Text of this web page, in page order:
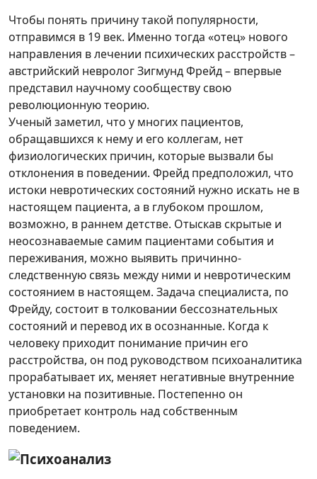
Чтобы понять причину такой популярности,
отправимся в 19 век. Именно тогда «отец» нового
направления в лечении психических расстройств –
австрийский невролог Зигмунд Фрейд – впервые
представил научному сообществу свою
революционную теорию.
Ученый заметил, что у многих пациентов,
обращавшихся к нему и его коллегам, нет
физиологических причин, которые вызвали бы
отклонения в поведении. Фрейд предположил, что
истоки невротических состояний нужно искать не в
настоящем пациента, а в глубоком прошлом,
возможно, в раннем детстве. Отыскав скрытые и
неосознаваемые самим пациентами события и
переживания, можно выявить причинно-
следственную связь между ними и невротическим
состоянием в настоящем. Задача специалиста, по
Фрейду, состоит в толковании бессознательных
состояний и перевод их в осознанные. Когда к
человеку приходит понимание причин его
расстройства, он под руководством психоаналитика
прорабатывает их, меняет негативные внутренние
установки на позитивные. Постепенно он
приобретает контроль над собственным
поведением.